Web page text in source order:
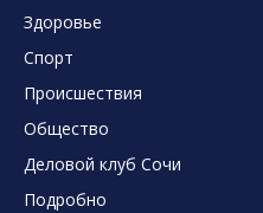
Здоровье
Спорт
Происшествия
Общество
Деловой клуб Сочи
Подробно